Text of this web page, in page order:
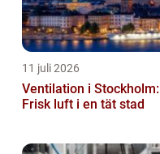
11 juli 2026
Ventilation i Stockholm:
Frisk luft i en tät stad